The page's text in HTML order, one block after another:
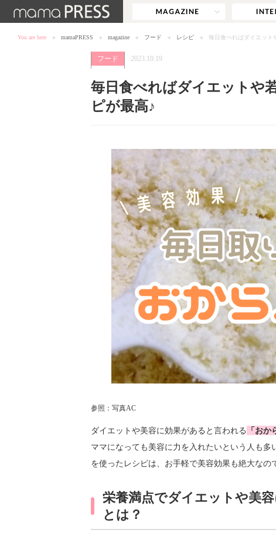
You are here mamaPRESS magazine フード レシピ 毎日食べればダイエッ
フード 2023.10.19
毎日食べればダイエットや
ピが最高♪
参照：写真AC
ダイエットや美容に効果があると言われる 「おか
ママになっても美容に力を入れたいという人も
を使ったレシピは、お手軽で美容効果も絶大な
栄養満点でダイエットや美
とは？